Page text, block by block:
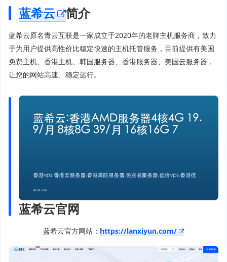
蓝希云 简介
蓝希云原名青云互联是一家成立于2020年的老牌主机服务商，致力
于为用户提供高性价比稳定快速的主机托管服务，目前提供有美国
免费主机、香港主机、韩国服务器、香港服务器、美国云服务器，
让您的网站高速、稳定运行。
蓝希云官网
蓝希云官方网站： https://lanxiyun.com/